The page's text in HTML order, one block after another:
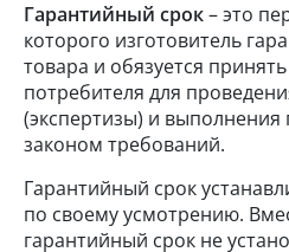
Гарантийный срок– это
которого изготовитель
товара и обязуется
потребителя для
(экспертизы) и
законом требований.
Гарантийный срок
по своему усмотрению.
гарантийный срок не